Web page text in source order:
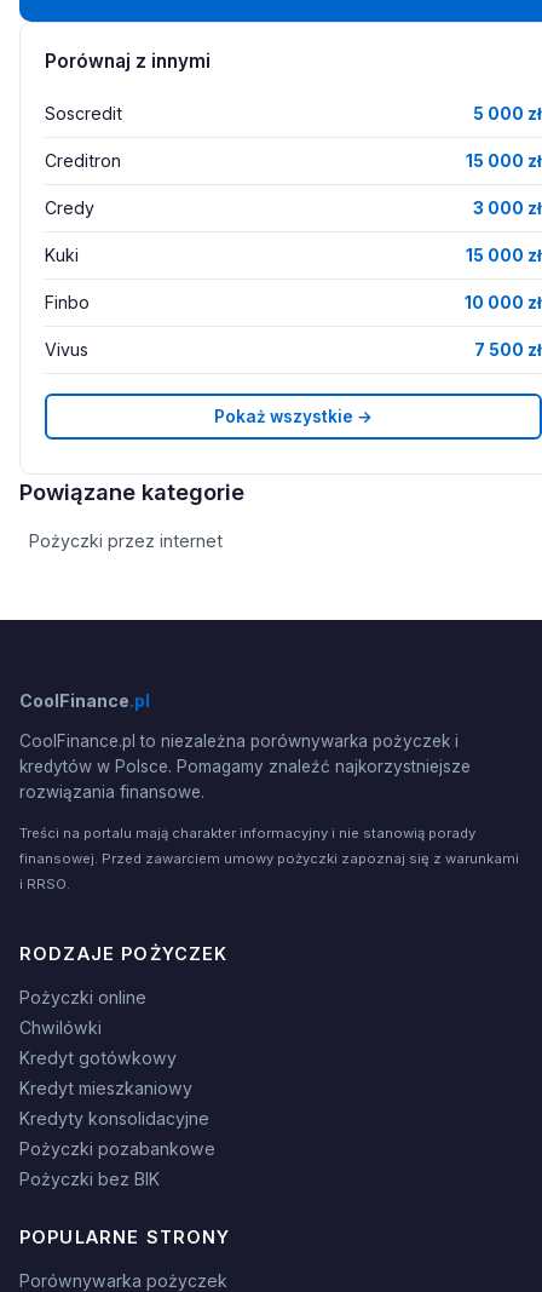
Porównaj z innymi
Soscredit 5 000 zł
Creditron 15 000 zł
Credy 3 000 zł
Kuki 15 000 zł
Finbo 10 000 zł
Vivus 7 500 zł
Pokaż wszystkie →
Powiązane kategorie
Pożyczki przez internet
CoolFinance.pl
CoolFinance.pl to niezależna porównywarka pożyczek i
kredytów w Polsce. Pomagamy znaleźć najkorzystniejsze
rozwiązania finansowe.
Treści na portalu mają charakter informacyjny i nie stanowią porady
finansowej. Przed zawarciem umowy pożyczki zapoznaj się z warunkami
i RRSO.
RODZAJE POŻYCZEK
Pożyczki online
Chwilówki
Kredyt gotówkowy
Kredyt mieszkaniowy
Kredyty konsolidacyjne
Pożyczki pozabankowe
Pożyczki bez BIK
POPULARNE STRONY
Porównywarka pożyczek